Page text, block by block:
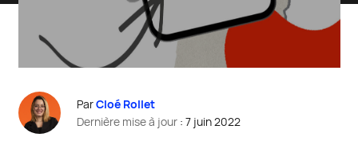
ParCloé Rollet
Dernière mise à jour: 7 juin 2022